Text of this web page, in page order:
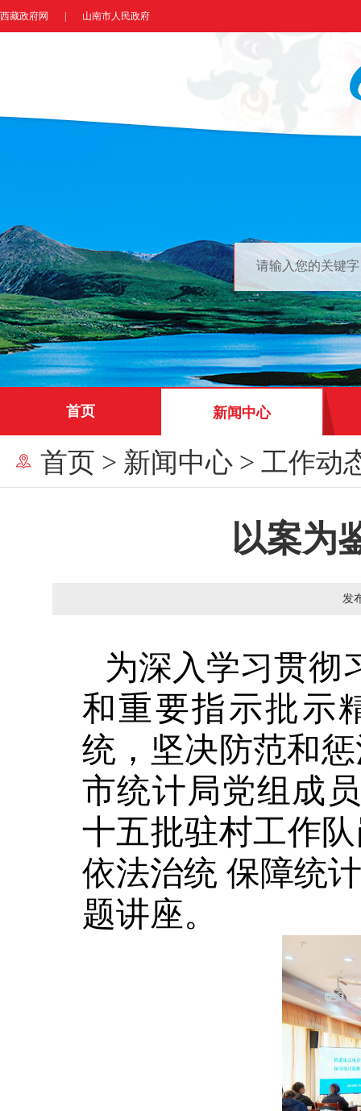
西藏政府网 山南市人民政府
首页 新闻中心
首页 > 新闻中心 > 工作动
以案为
发
为深入学习贯彻
和重要指示批示
统，坚决防范和
市统计局党组成
十五批驻村工作
依法治统 保障统
题讲座。